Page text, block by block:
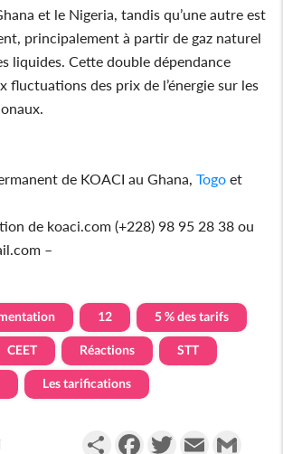
et le Nigeria, tandis qu’une autre est
principalement à partir de gaz naturel
liquides. Cette double dépendance
fluctuations des prix de l’énergie sur les
de KOACI au Ghana,Togo et
de koaci.com (+228) 98 95 28 38 ou
–
12 5 % des tarifs
CEET Réactions STT
Les tarifications
PartagerFacebookTwitterEmail